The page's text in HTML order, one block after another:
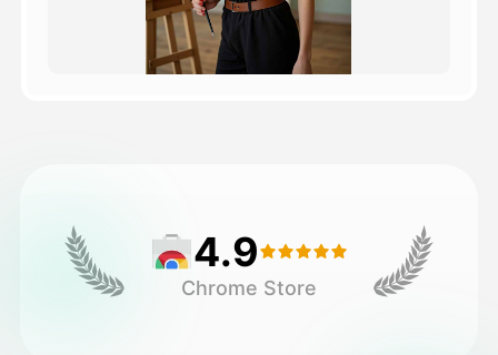
4.9
Chrome Store